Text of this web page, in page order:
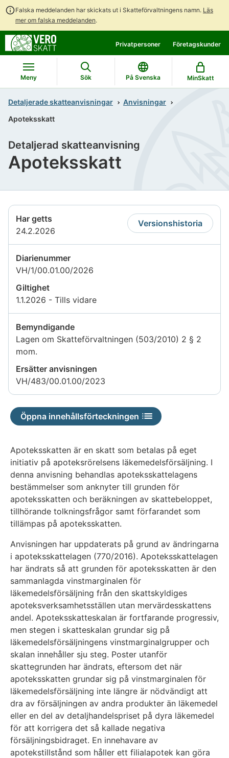
Falska meddelanden har skickats ut i Skatteförvaltningens namn. Läs
mer om falska meddelanden.
direkt
till
innehållet
till
hela
webbplatsens
sökning
Privatpersoner Företagskunder
Meny Sök På Svenska MinSkatt
Detaljerade skatteanvisningar
Anvisningar
Apoteksskatt
Apoteksskatt
Detaljerad skatteanvisning
Har getts
24.2.2026
Versionshistoria
Diarienummer
VH/1/00.01.00/2026
Giltighet
1.1.2026 - Tills vidare
Bemyndigande
Lagen om Skatteförvaltningen (503/2010) 2 § 2
mom.
Ersätter anvisningen
VH/483/00.01.00/2023
Öppna innehållsförteckningen
Apoteksskatten är en skatt som betalas på eget
initiativ på apoteksrörelsens läkemedelsförsäljning. I
denna anvisning behandlas apoteksskattelagens
bestämmelser som anknyter till grunden för
apoteksskatten och beräkningen av skattebeloppet,
tillhörande tolkningsfrågor samt förfarandet som
tillämpas på apoteksskatten.
Anvisningen har uppdaterats på grund av ändringarna
i apoteksskattelagen (770/2016). Apoteksskattelagen
har ändrats så att grunden för apoteksskatten är den
sammanlagda vinstmarginalen för
läkemedelsförsäljning från den skattskyldiges
apoteksverksamhetsställen utan mervärdesskattens
andel. Apoteksskatteskalan är fortfarande progressiv,
men stegen i skatteskalan grundar sig på
läkemedelsförsäljningens vinstmarginalgrupper och
skalan innehåller sju steg. Poster utanför
skattegrunden har ändrats, eftersom det när
apoteksskatten grundar sig på vinstmarginalen för
läkemedelsförsäljning inte längre är nödvändigt att
dra av försäljningen av andra produkter än läkemedel
eller en del av detaljhandelspriset på dyra läkemedel
för att korrigera det så kallade negativa
försäljningsbidraget. En innehavare av
apotekstillstånd som håller ett filialapotek kan göra